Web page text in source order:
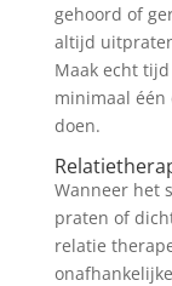
gehoord of
altijd
Maak echt
minimaal
doen.
Wanneer het
praten of
relatie